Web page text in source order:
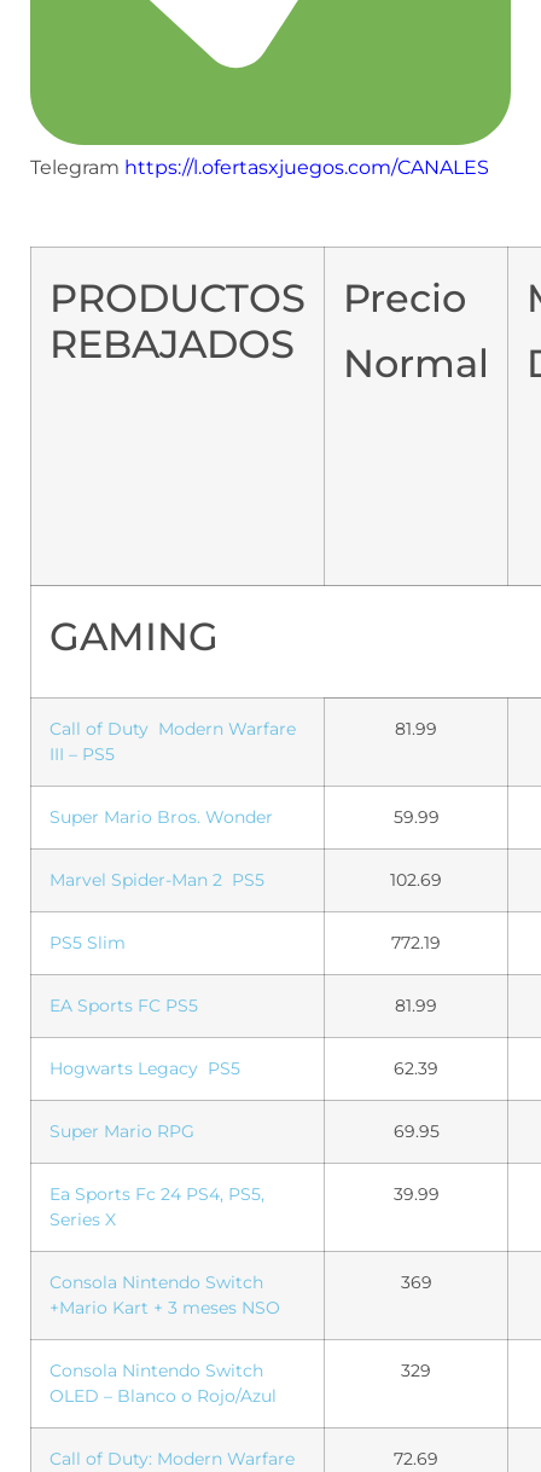
Telegram https://l.ofertasxjuegos.com/CANALES
PRODUCTOS
REBAJADOS
Precio
Normal
GAMING
Call of Duty Modern Warfare
III – PS5
81.99
Super Mario Bros. Wonder 59.99
Marvel Spider-Man 2 PS5 102.69
PS5 Slim 772.19
EA Sports FC PS5 81.99
Hogwarts Legacy PS5 62.39
Super Mario RPG 69.95
Ea Sports Fc 24 PS4, PS5,
Series X
39.99
Consola Nintendo Switch
+Mario Kart + 3 meses NSO
369
Consola Nintendo Switch
OLED – Blanco o Rojo/Azul
329
Call of Duty: Modern Warfare
72.69